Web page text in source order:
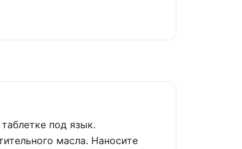
под язык.
масла. Наносите